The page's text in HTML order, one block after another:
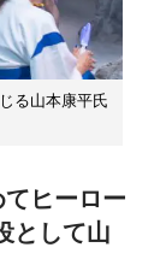
る山本康平氏
ヒーロー
として山